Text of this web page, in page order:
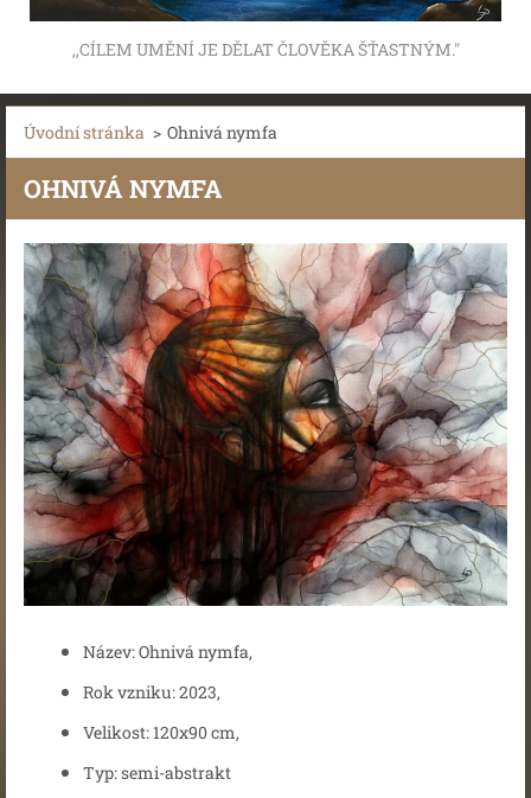
,,CÍLEM UMĚNÍ JE DĚLAT ČLOVĚKA ŠŤASTNÝM."
Úvodní stránka > Ohnivá nymfa
OHNIVÁ NYMFA
Název: Ohnivá nymfa,
Rok vzniku: 2023,
Velikost: 120x90 cm,
Typ: semi-abstrakt